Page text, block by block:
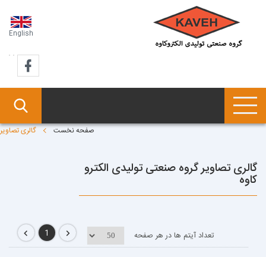
English
صفحه نخست گالری تصاویر
گالری تصاویر گروه صنعتی تولیدی الکترو
کاوه
تعداد آیتم ها در هر صفحه 1